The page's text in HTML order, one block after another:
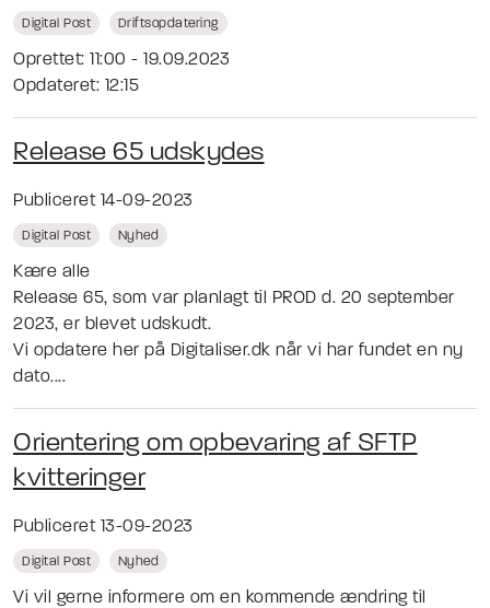
Digital Post Driftsopdatering
Oprettet: 11:00 - 19.09.2023
Opdateret: 12:15
Release 65 udskydes
Publiceret 14-09-2023
Digital Post Nyhed
Kære alle
Release 65, som var planlagt til PROD d. 20 september
2023, er blevet udskudt.
Vi opdatere her på Digitaliser.dk når vi har fundet en ny
dato....
Orientering om opbevaring af SFTP
kvitteringer
Publiceret 13-09-2023
Digital Post Nyhed
Vi vil gerne informere om en kommende ændring til